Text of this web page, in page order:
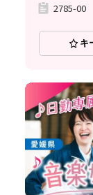
2785-00
キ